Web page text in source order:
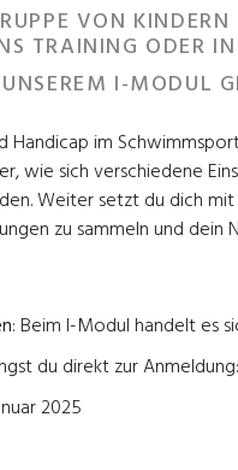
VON
TRAINING ODER
I-MODUL
Handicap im
wie sich verschiedene
Weiter setzt du dich
zu sammeln und
: Beim I-Modul handelt es
du direkt zur Anmeldung:
2025